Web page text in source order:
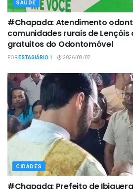
SAÚDE
#Chapada: Atendimento
comunidades rurais de
gratuitos do Odontomóvel
PORESTAGIÁRIO 1 2026/08/07
CIDADES
#Chapada: Prefeito de